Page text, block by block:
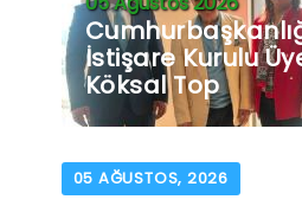
İstişare Kurulu
Köksal Top
05 AĞUSTOS, 2026